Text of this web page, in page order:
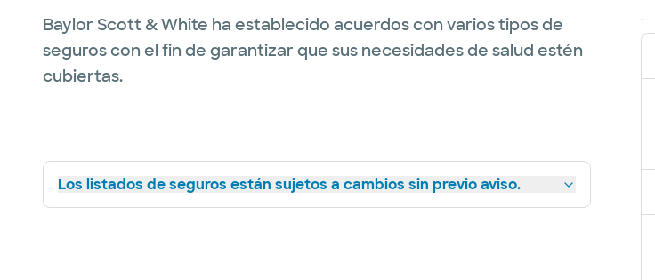
Baylor Scott & White ha establecido acuerdos con varios tipos de
seguros con el fin de garantizar que sus necesidades de salud estén
cubiertas.
Los listados de seguros están sujetos a cambios sin previo aviso.